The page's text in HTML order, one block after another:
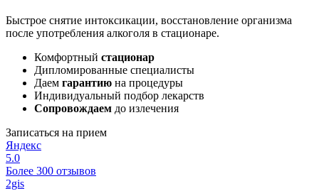
Быстрое снятие интоксикации, восстановление организма
после употребления алкоголя в стационаре.
Комфортный стационар
Дипломированные специалисты
Даем гарантию на процедуры
Индивидуальный подбор лекарств
Сопровождаем до излечения
Записаться на прием
Яндекс
5.0
Более 300 отзывов
2gis